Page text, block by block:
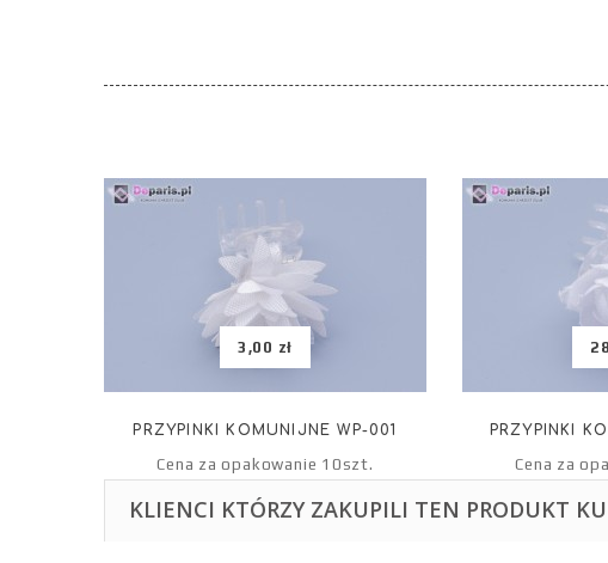
3,00 zł
PRZYPINKI KOMUNIJNE WP-001
Cena za opakowanie 10szt.
PRZYPINKI
Cena za
KLIENCI KTÓRZY ZAKUPILI TEN PRODUKT